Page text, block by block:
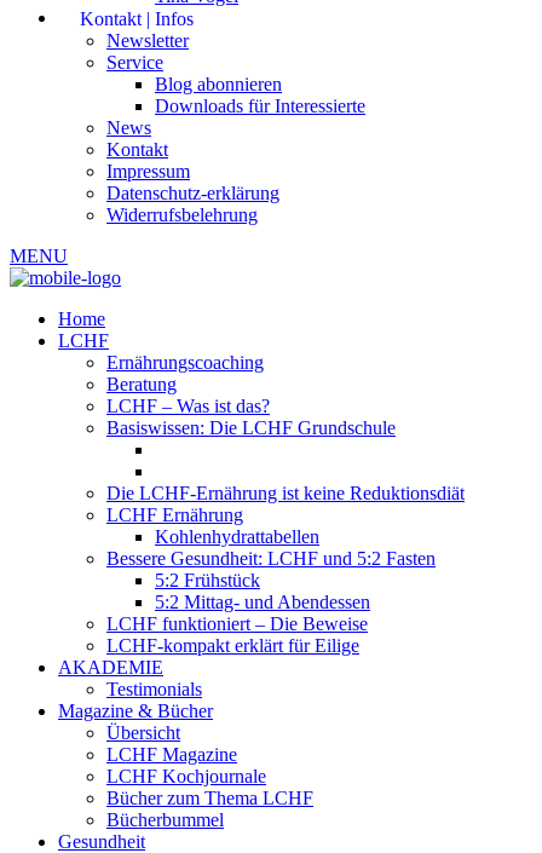
Kontakt | Infos
Newsletter
Service
Blog abonnieren
Downloads für Interessierte
News
Kontakt
Impressum
Datenschutz-erklärung
Widerrufsbelehrung
MENU
Home
LCHF
Ernährungscoaching
Beratung
LCHF – Was ist das?
Basiswissen: Die LCHF Grundschule
Die LCHF-Ernährung ist keine Reduktionsdiät
LCHF Ernährung
Kohlenhydrattabellen
Bessere Gesundheit: LCHF und 5:2 Fasten
5:2 Frühstück
5:2 Mittag- und Abendessen
LCHF funktioniert – Die Beweise
LCHF-kompakt erklärt für Eilige
AKADEMIE
Testimonials
Magazine & Bücher
Übersicht
LCHF Magazine
LCHF Kochjournale
Bücher zum Thema LCHF
Bücherbummel
Gesundheit